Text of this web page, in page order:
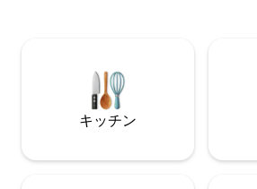
イベートです。最近の忙しいサユリタで
は見つけるのが難しいです！...ご注意く
ださい：周辺地域には工事があります
キッチン